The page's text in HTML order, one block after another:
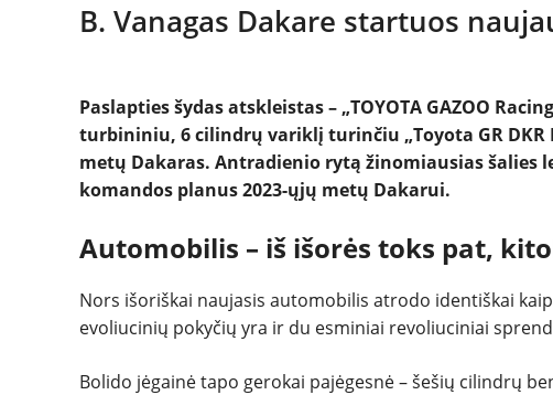
B. Vanagas Dakare startuos
Paslapties šydas atskleistas – „TOYOTA GAZOO
turbininiu, 6 cilindrų variklį turinčiu „Toyota GR
metų Dakaras. Antradienio rytą žinomiausias
komandos planus 2023-ųjų metų Dakarui.
Automobilis – iš išorės toks pat,
Nors išoriškai naujasis automobilis atrodo identiškai
evoliucinių pokyčių yra ir du esminiai revoliuciniai
Bolido jėgainė tapo gerokai pajėgesnė – šešių cilindrų